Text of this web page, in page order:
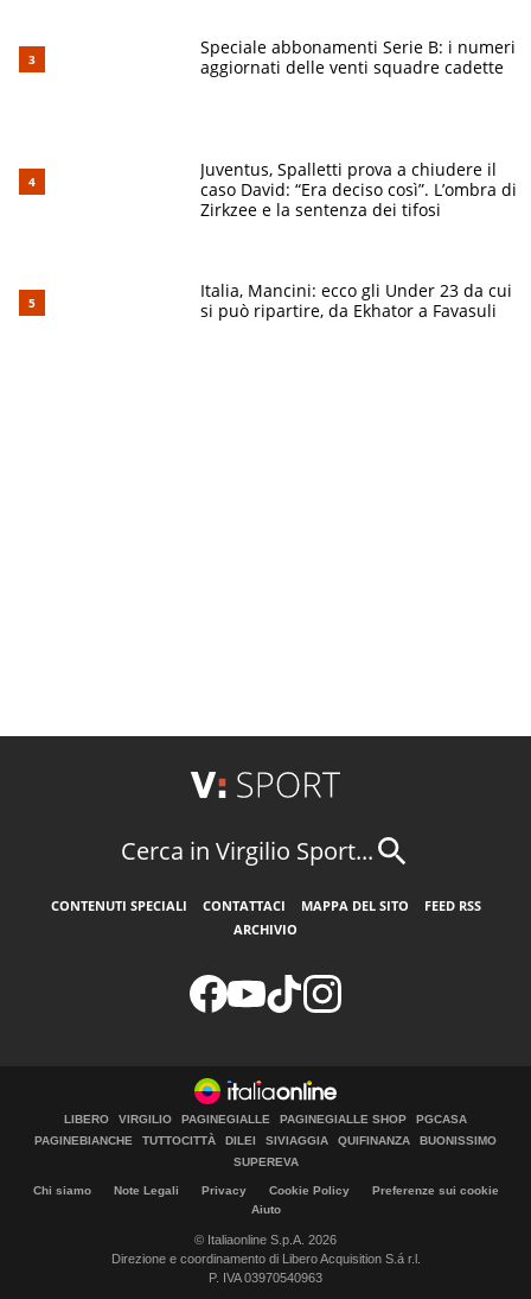
Speciale abbonamenti Serie B: i numeri
aggiornati delle venti squadre cadette
Juventus, Spalletti prova a chiudere il
caso David: “Era deciso così”. L’ombra di
Zirkzee e la sentenza dei tifosi
Italia, Mancini: ecco gli Under 23 da cui
si può ripartire, da Ekhator a Favasuli
Cerca in Virgilio Sport...
CONTENUTI SPECIALI CONTATTACI MAPPA DEL SITO
FEED RSS
ARCHIVIO
LIBERO VIRGILIO PAGINEGIALLE PAGINEGIALLE SHOP
PGCASA
PAGINEBIANCHE
TUTTOCITTÀ DILEI SIVIAGGIA QUIFINANZA
BUONISSIMO
SUPEREVA
Chi siamo Note Legali Privacy Cookie Policy
Preferenze sui cookie
Aiuto
© Italiaonline S.p.A. 2026
Direzione e coordinamento di Libero Acquisition S.á r.l.
P. IVA 03970540963